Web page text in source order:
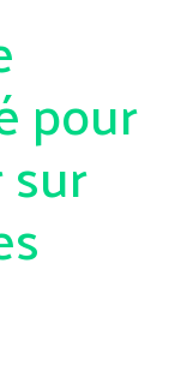
pour